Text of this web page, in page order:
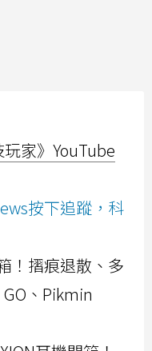
家》YouTube
按下追蹤，科
！摺痕退散、多
、Pikmin